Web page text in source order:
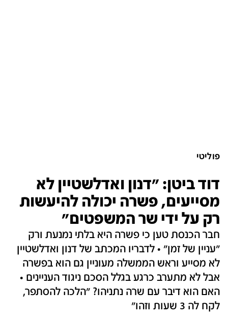
פוליטי
דוד ביטן: "דנון ואדלשטיין לא
מסייעים, פשרה יכולה להיעשות
רק על ידי שר המשפטים"
חבר הכנסת טען כי פשרה היא בלתי נמנעת ורק
"עניין של זמן" • לדבריו המכתב של דנון ואדלשטיין
לא מסייע וראש הממשלה מעוניין גם הוא בפשרה
אבל לא מתערב כרגע בגלל הסכם ניגוד העניינים •
האם הוא דיבר עם שרה נתניהו? "הלכה להסתפר,
לקח לה 3 שעות וזהו"